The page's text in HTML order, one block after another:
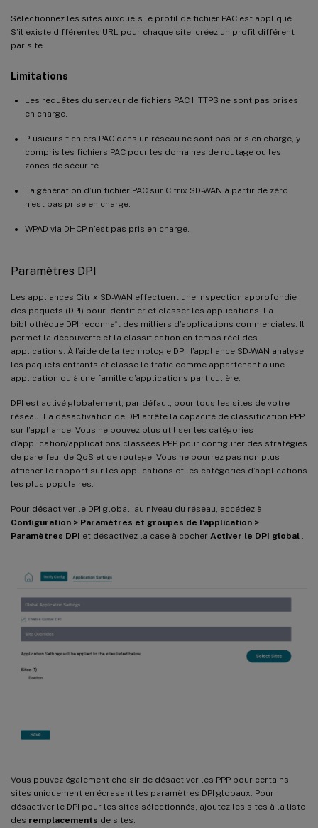
Sélectionnez les sites auxquels le profil de fichier PAC est appliqué.
S’il existe différentes URL pour chaque site, créez un profil différent
par site.
Limitations
Les requêtes du serveur de fichiers PAC HTTPS ne sont pas prises
en charge.
Plusieurs fichiers PAC dans un réseau ne sont pas pris en charge, y
compris les fichiers PAC pour les domaines de routage ou les
zones de sécurité.
La génération d’un fichier PAC sur Citrix SD-WAN à partir de zéro
n’est pas prise en charge.
WPAD via DHCP n’est pas pris en charge.
Paramètres DPI
Les appliances Citrix SD-WAN effectuent une inspection approfondie
des paquets (DPI) pour identifier et classer les applications. La
bibliothèque DPI reconnaît des milliers d’applications commerciales. Il
permet la découverte et la classification en temps réel des
applications. À l’aide de la technologie DPI, l’appliance SD-WAN analyse
les paquets entrants et classe le trafic comme appartenant à une
application ou à une famille d’applications particulière.
DPI est activé globalement, par défaut, pour tous les sites de votre
réseau. La désactivation de DPI arrête la capacité de classification PPP
sur l’appliance. Vous ne pouvez plus utiliser les catégories
d’application/applications classées PPP pour configurer des stratégies
de pare-feu, de QoS et de routage. Vous ne pourrez pas non plus
afficher le rapport sur les applications et les catégories d’applications
les plus populaires.
Pour désactiver le DPI global, au niveau du réseau, accédez à
Configuration > Paramètres et groupes de l’application >
Paramètres DPI et désactivez la case à cocher Activer le DPI global .
Vous pouvez également choisir de désactiver les PPP pour certains
sites uniquement en écrasant les paramètres DPI globaux. Pour
désactiver le DPI pour les sites sélectionnés, ajoutez les sites à la liste
des remplacements de sites.